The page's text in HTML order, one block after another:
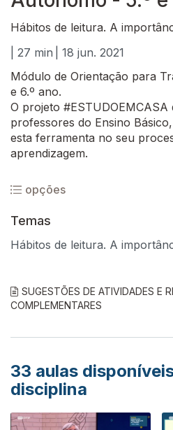
Hábitos de leitura. A
| 27 min
| 18 jun. 2021
Módulo de Orientação para
e 6.º ano.
O projeto #ESTUDOEMCASA
professores do Ensino
esta ferramenta no seu
aprendizagem.
opções
Temas
Hábitos de leitura. A
SUGESTÕES DE ATIVIDADES E
COMPLEMENTARES
33 aulas
disciplina